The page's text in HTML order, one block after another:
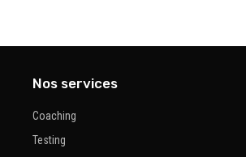
Nos services
Coaching
Testing